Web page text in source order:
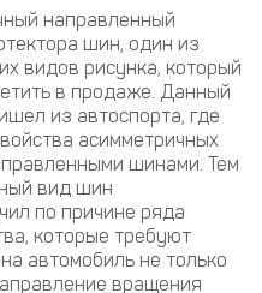
направленный
шин, один из
видов рисунка, который
в продаже. Данный
из автоспорта, где
асимметричных
шинами. Тем
вид шин
по причине ряда
которые требуют
автомобиль не только
вращения